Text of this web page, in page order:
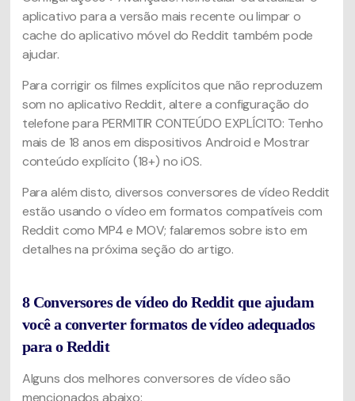
aplicativo para a versão mais recente ou limpar o
cache do aplicativo móvel do Reddit também pode
ajudar.
Para corrigir os filmes explícitos que não reproduzem
som no aplicativo Reddit, altere a configuração do
telefone para PERMITIR CONTEÚDO EXPLÍCITO: Tenho
mais de 18 anos em dispositivos Android e Mostrar
conteúdo explícito (18+) no iOS.
Para além disto, diversos conversores de vídeo Reddit
estão usando o vídeo em formatos compatíveis com
Reddit como MP4 e MOV; falaremos sobre isto em
detalhes na próxima seção do artigo.
8 Conversores de vídeo do Reddit que ajudam
você a converter formatos de vídeo adequados
para o Reddit
Alguns dos melhores conversores de vídeo são
mencionados abaixo: